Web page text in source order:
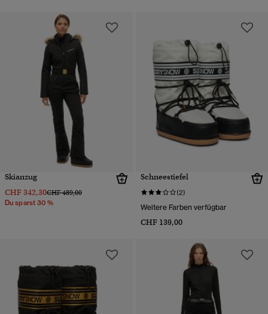
Skianzug
CHF 342,30Preis wurde reduziert von
CHF 489,00bis
Du sparst 30 %
Schneestiefel
(2)
Weitere Farben verfügbar
CHF 139,00